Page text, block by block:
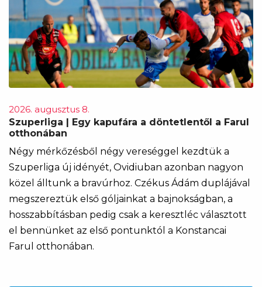
2026. augusztus 8.
Szuperliga | Egy kapufára a döntetlentől a Farul
otthonában
Négy mérkőzésből négy vereséggel kezdtük a
Szuperliga új idényét, Ovidiuban azonban nagyon
közel álltunk a bravúrhoz. Czékus Ádám duplájával
megszereztük első góljainkat a bajnokságban, a
hosszabbításban pedig csak a keresztléc választott
el bennünket az első pontunktól a Konstancai
Farul otthonában.